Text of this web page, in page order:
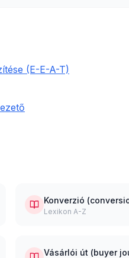
(E-E-A-T)
Konverzió
Lexikon A-Z
Vásárlói út (buyer